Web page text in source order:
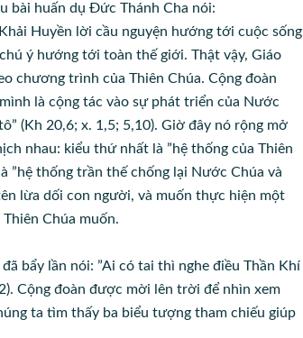
bài huấn dụ Đức Thánh Cha nói:
Huyền lời cầu nguyện hướng tới cuộc sống
ý hướng tới toàn thế giới. Thật vậy, Giáo
chương trình của Thiên Chúa. Cộng đoàn
là cộng tác vào sự phát triển của Nước
(Kh 20,6; x. 1,5; 5,10). Giờ đây nó rộng mở
nhau: kiểu thứ nhất là ”hệ thống của Thiên
”hệ thống trần thế chống lại Nước Chúa và
lừa dối con người, và muốn thực hiện một
Chúa muốn.
bẩy lần nói: ”Ai có tai thì nghe điều Thần Khí
Cộng đoàn được mời lên trời để nhìn xem
ta tìm thấy ba biểu tượng tham chiếu giúp